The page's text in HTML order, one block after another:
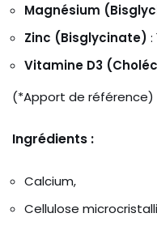
Magnésium
Zinc (Bisglycinate) :
Vitamine D3
(*Apport de référence)
Ingrédients :
Calcium,
Cellulose